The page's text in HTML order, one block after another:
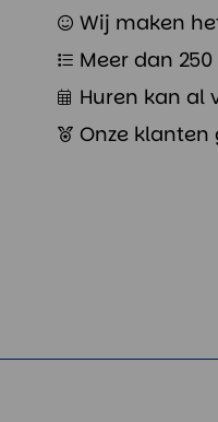
Wij maken
Meer dan
Huren kan al
Onze klanten